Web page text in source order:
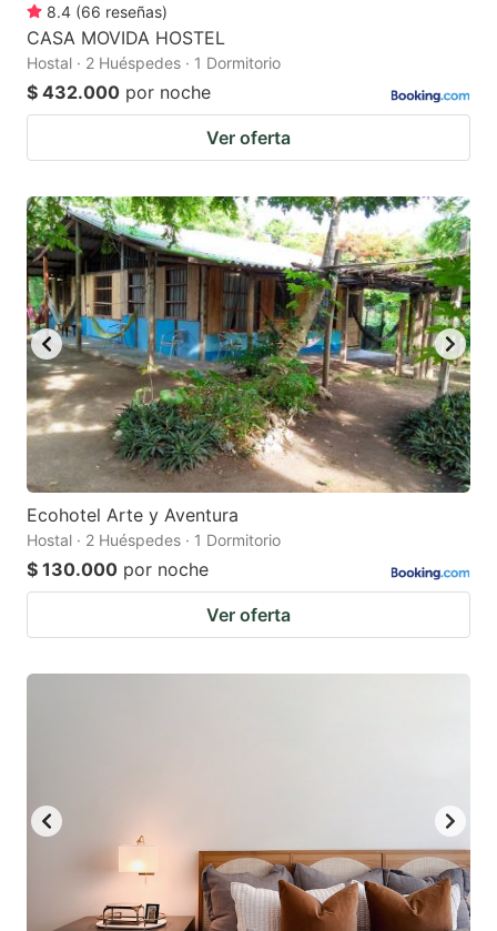
8.4 (66 reseñas)
CASA MOVIDA HOSTEL
Hostal · 2 Huéspedes · 1 Dormitorio
$ 432.000 por noche
Ver oferta
Ecohotel Arte y Aventura
Hostal · 2 Huéspedes · 1 Dormitorio
$ 130.000 por noche
Ver oferta